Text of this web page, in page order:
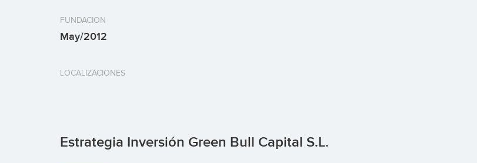
FUNDACION
May/2012
LOCALIZACIONES
Estrategia Inversión Green Bull Capital S.L.